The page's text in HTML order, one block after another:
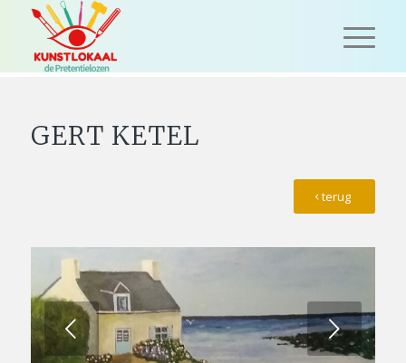
GERT KETEL
terug
Volgende